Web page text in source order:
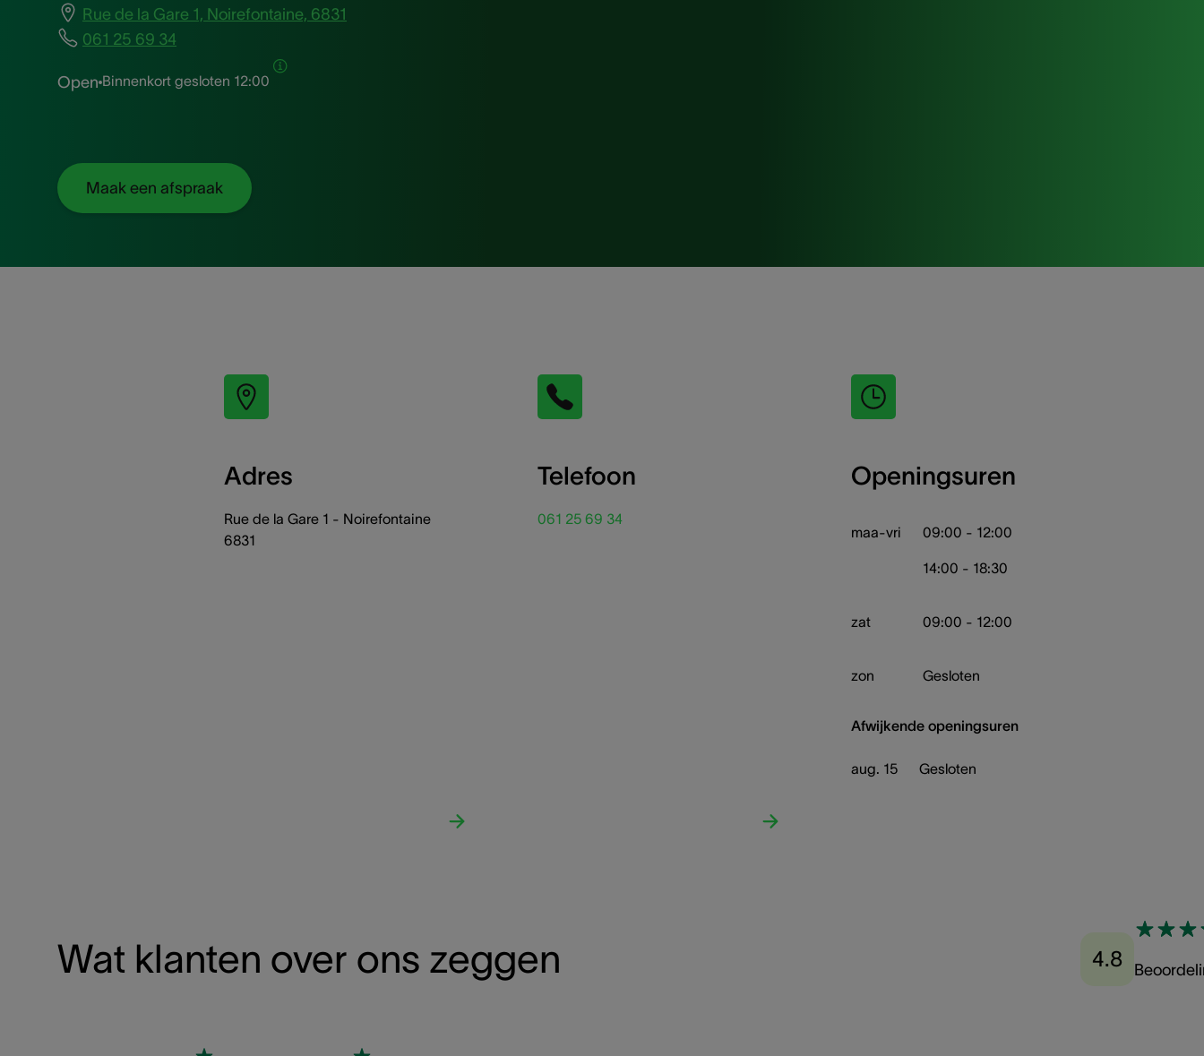
Rue de la Gare 1, Noirefontaine, 6831
061 25 69 34
Open Binnenkort gesloten 12:00
Maak een afspraak
Adres
Rue de la Gare 1 - Noirefontaine
6831
Telefoon
061 25 69 34
Openingsuren
maa-vri 09:00 - 12:00
14:00 - 18:30
zat 09:00 - 12:00
zon Gesloten
Afwijkende openingsuren
aug. 15 Gesloten
Wat klanten over ons zeggen 4.8